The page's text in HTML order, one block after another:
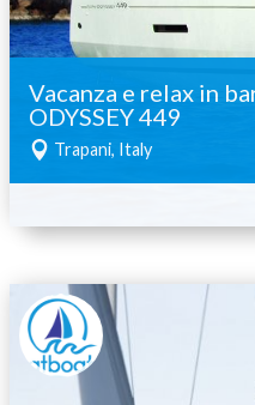
Vacanza e relax in
ODYSSEY 449
Trapani, Italy